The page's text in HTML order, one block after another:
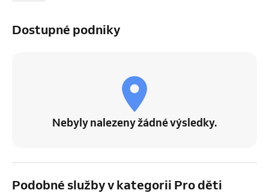
Dostupné podniky
Nebyly nalezeny žádné výsledky.
Podobné služby v kategorii Pro děti